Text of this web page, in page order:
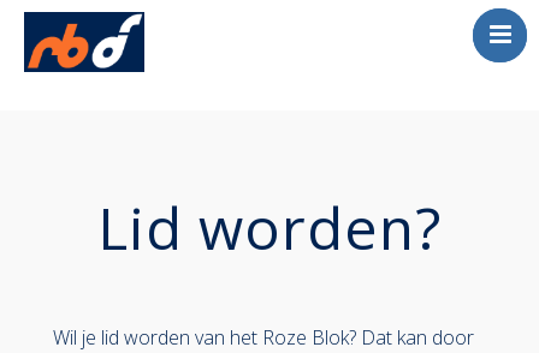
Contact
Lid worden?
Wil je lid worden van het Roze Blok? Dat kan door